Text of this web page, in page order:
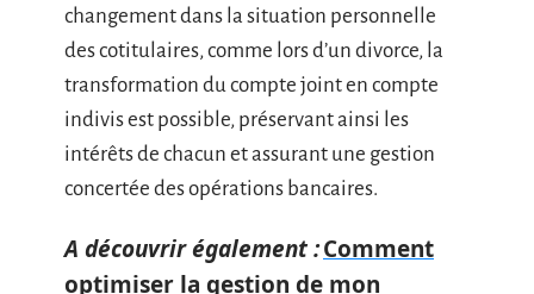
changement dans la situation personnelle
des cotitulaires, comme lors d’un divorce, la
transformation du compte joint en compte
indivis est possible, préservant ainsi les
intérêts de chacun et assurant une gestion
concertée des opérations bancaires.
A découvrir également :Comment
optimiser la gestion de mon